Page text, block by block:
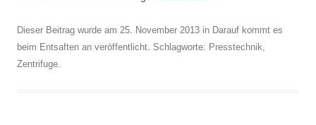
Dieser Beitrag wurde am 25. November 2013 in Darauf kommt es
beim Entsaften an veröffentlicht. Schlagworte: Presstechnik,
Zentrifuge.